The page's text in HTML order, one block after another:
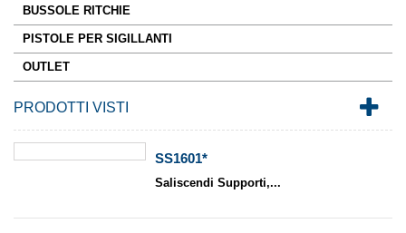
BUSSOLE RITCHIE
PISTOLE PER SIGILLANTI
OUTLET
PRODOTTI VISTI
SS1601*
Saliscendi Supporti,...